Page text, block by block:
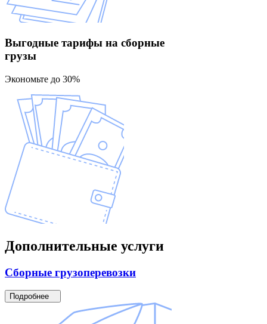
Выгодные тарифы на сборные
грузы
Экономьте до 30%
Дополнительные услуги
Сборные грузоперевозки
Подробнее